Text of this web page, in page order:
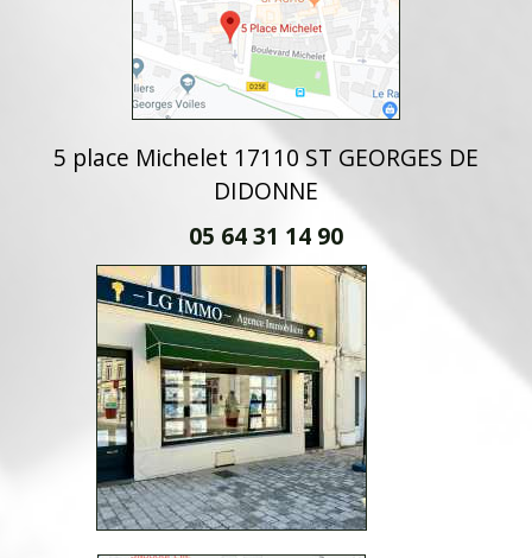
5 place Michelet 17110 ST GEORGES DE
DIDONNE
05 64 31 14 90